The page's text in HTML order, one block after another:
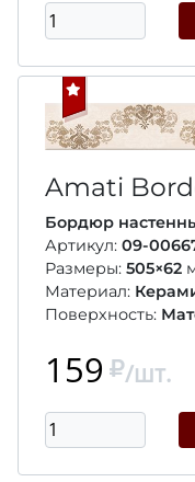
Amati
Бордюр
Артикул: 09-
Размеры: 505×62
Материал:
Поверхность:
159 /шт.